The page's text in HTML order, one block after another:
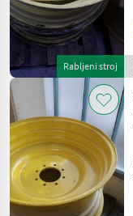
Rabljeni stroj